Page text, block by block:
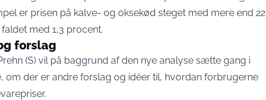
er prisen på kalve- og oksekød steget med mere end 22
med 1,3 procent.
forslag
(S) vil på baggrund af den nye analyse sætte gang i
om der er andre forslag og idéer til, hvordan forbrugerne